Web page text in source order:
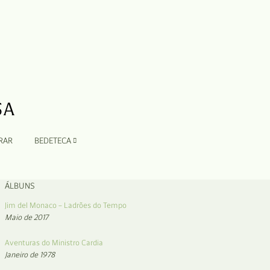
BEDETECA
ÁLBUNS
Jim del Monaco – Ladrões do Tempo
Maio de 2017
Aventuras do Ministro Cardia
Janeiro de 1978